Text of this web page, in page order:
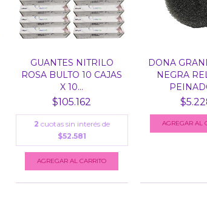
GUANTES NITRILO
ROSA BULTO 10 CAJAS
X 10...
$105.162
2 cuotas sin interés de
$52.581
AGREGAR AL CARRITO
DONA
NEGRA
AGREGAR AL